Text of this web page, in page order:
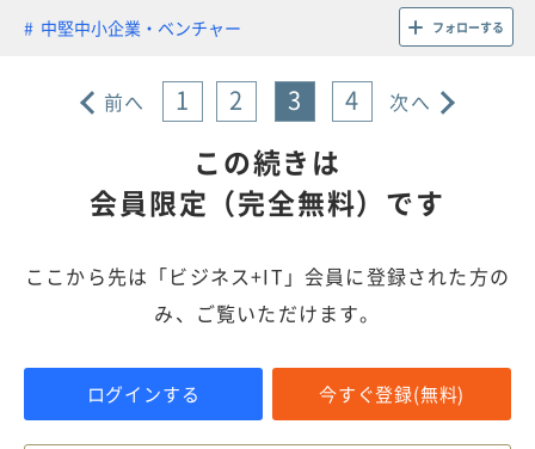
中堅中小企業・ベンチャー フォローする
前へ 1 2 3 4 次へ
この続きは
会員限定（完全無料）です
ここから先は「ビジネス+IT」会員に登録された方の
み、ご覧いただけます。
ログインする 今すぐ登録(無料)